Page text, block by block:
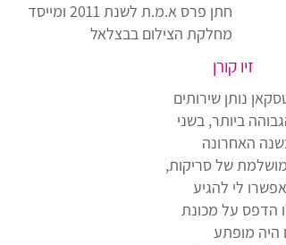
חתן פרס א.מ.ת לשנת 2011 ומייסד
מחלקת הצילום בבצלאל
זיו קורן
נותן שירותים
ביותר, בשני
האחרונה
מושלמת של סריקות,
לי להגיע
הדפס על מכונת
8 צבעים היה מופתע